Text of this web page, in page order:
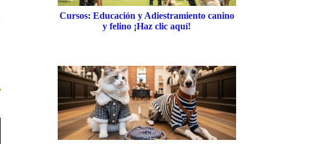
Cursos: Educación y Adiestramiento canino
y felino ¡Haz clic aquí!